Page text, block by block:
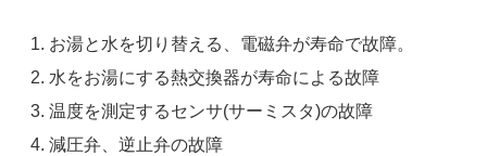
お湯と水を切り替える、電磁弁が寿命で故障。
水をお湯にする熱交換器が寿命による故障
温度を測定するセンサ(サーミスタ)の故障
減圧弁、逆止弁の故障